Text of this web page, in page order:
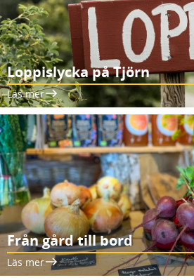
Loppislycka på Tjörn
Läs mer
Från gård till bord
Läs mer